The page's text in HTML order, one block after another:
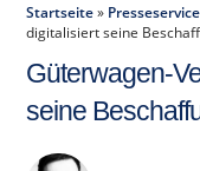
Startseite» Presseservice
digitalisiert seine
Güterwagen-
seine